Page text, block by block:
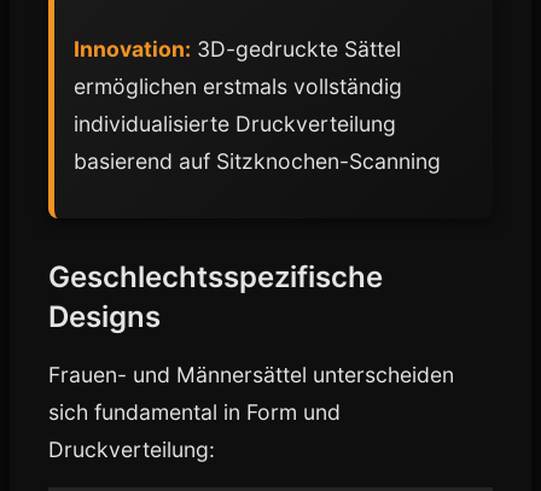
Innovation: 3D-gedruckte Sättel
ermöglichen erstmals vollständig
individualisierte Druckverteilung
basierend auf Sitzknochen-Scanning
Geschlechtsspezifische
Designs
Frauen- und Männersättel unterscheiden
sich fundamental in Form und
Druckverteilung: